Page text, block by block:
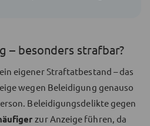
– besonders strafbar?
eigener Straftatbestand – das
wegen Beleidigung genauso
Beleidigungsdelikte gegen
zur Anzeige führen, da